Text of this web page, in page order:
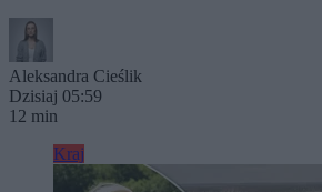
Aleksandra Cieślik
Dzisiaj 05:59
12 min
Kraj